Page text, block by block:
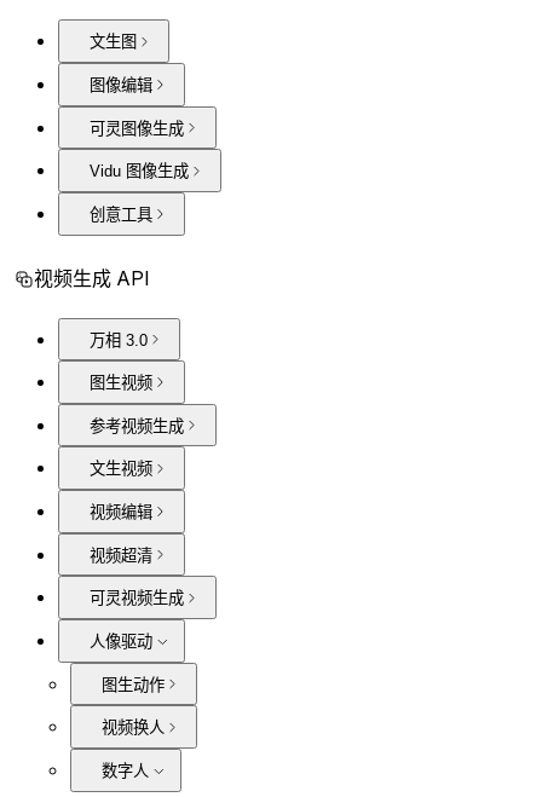
文生图
图像编辑
可灵图像生成
Vidu 图像生成
创意工具
视频生成 API
万相 3.0
图生视频
参考视频生成
文生视频
视频编辑
视频超清
可灵视频生成
人像驱动
图生动作
视频换人
数字人